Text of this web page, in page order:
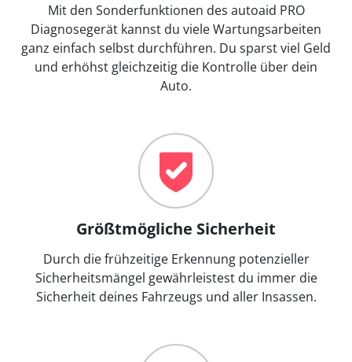
Mit den Sonderfunktionen des autoaid PRO
Diagnosegerät kannst du viele Wartungsarbeiten
ganz einfach selbst durchführen. Du sparst viel Geld
und erhöhst gleichzeitig die Kontrolle über dein
Auto.
Größtmögliche Sicherheit
Durch die frühzeitige Erkennung potenzieller
Sicherheitsmängel gewährleistest du immer die
Sicherheit deines Fahrzeugs und aller Insassen.